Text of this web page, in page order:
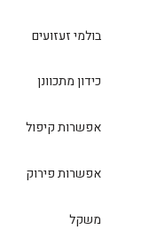
בולמי זעזועים
כידון מתכוונן
אפשרות קיפול
אפשרות פירוק
משקל